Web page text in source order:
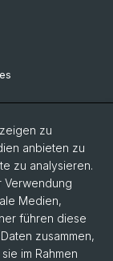
zu
anbieten zu
zu analysieren.
Verwendung
Medien,
führen diese
zusammen,
im Rahmen